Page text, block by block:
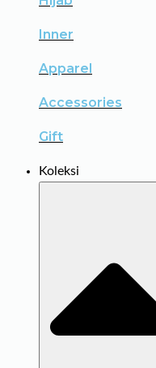
Inner
Apparel
Accessories
Gift
Koleksi